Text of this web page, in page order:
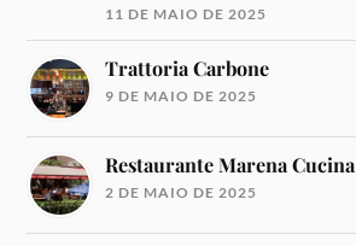
11 DE MAIO DE 2025
Trattoria Carbone
9 DE MAIO DE 2025
Restaurante Marena Cucina
2 DE MAIO DE 2025